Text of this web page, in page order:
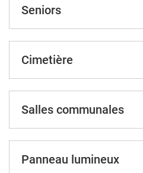
Seniors
Cimetière
Salles communales
Panneau lumineux